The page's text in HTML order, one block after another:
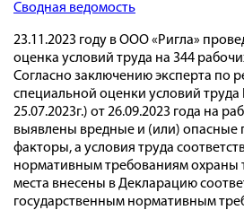
Сводная ведомость
23.11.2023 году в ООО «Ригла»
оценка условий труда на 344
Согласно заключению эксперта по
специальной оценки условий
25.07.2023г.) от 26.09.2023 года на
выявлены вредные и (или) опасные
факторы, а условия труда
нормативным требованиям охраны
места внесены в Декларацию
государственным нормативным